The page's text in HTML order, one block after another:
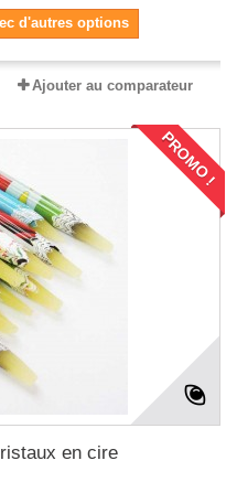
d'autres options
Ajouter au comparateur
PROMO !
en cire